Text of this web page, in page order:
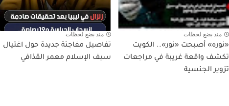
منذ بضع لحظات
«نوره» أصبحت «نور».. الكويت
تكشف واقعة غريبة في مراجعات
تزوير الجنسية
منذ بضع لحظات
تفاصيل مفاجئة جديدة حول اغتيال
سيف الإسلام معمر القذافي